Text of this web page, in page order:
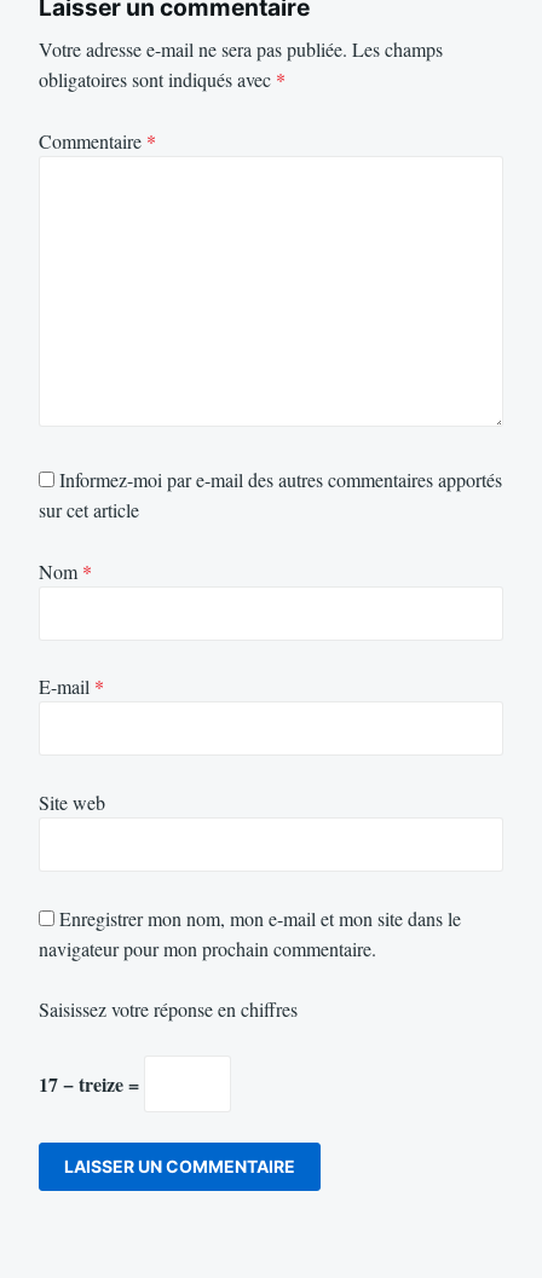
Laisser un commentaire
Votre adresse e-mail ne sera pas publiée. Les champs
obligatoires sont indiqués avec *
Commentaire *
Informez-moi par e-mail des autres commentaires apportés
sur cet article
Nom *
E-mail *
Site web
Enregistrer mon nom, mon e-mail et mon site dans le
navigateur pour mon prochain commentaire.
Saisissez votre réponse en chiffres
17 − treize =